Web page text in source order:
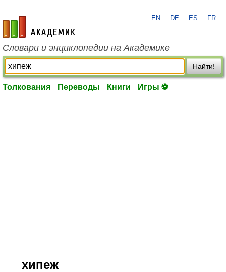
academic.ru
EN DE ES FR
Словари и энциклопедии на Академике
Найти!
Толкования Переводы Книги Игры ⚽
хипеж